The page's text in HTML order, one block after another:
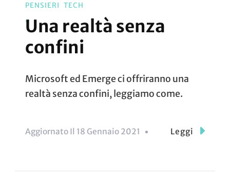
PENSIERI TECH
Una realtà senza
confini
Microsoft ed Emerge ci offriranno una
realtà senza confini, leggiamo come.
Aggiornato Il 18 Gennaio 2021 Leggi